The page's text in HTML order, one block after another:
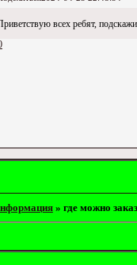
всех ребят,
» где можно